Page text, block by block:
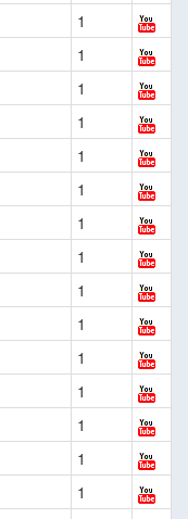
1
1
1
1
1
1
1
1
1
1
1
1
1
1
1